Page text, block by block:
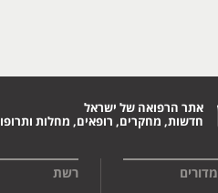
אתר הרפואה של ישראל
חדשות, מחקרים, רופאים, מחלות
מדורים רשת